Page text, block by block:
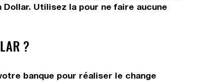
Utilisez la pour ne faire aucune
?
banque pour réaliser le change